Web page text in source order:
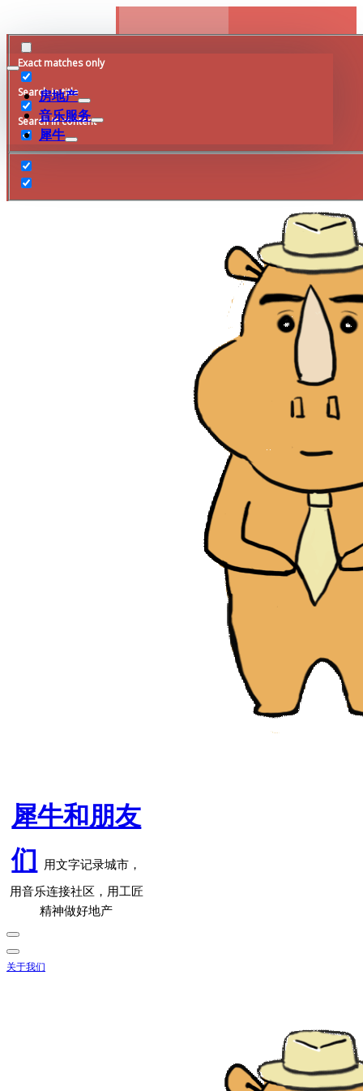
to
content
Exact matches only
Search in title
Search in content
房地产
音乐服务
犀牛
犀牛和朋友
们 用文字记录城市，
用音乐连接社区，用工匠
精神做好地产
关于我们